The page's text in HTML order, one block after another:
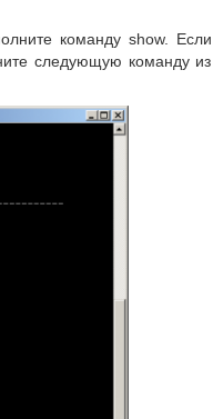
команду show. Если
следующую команду из